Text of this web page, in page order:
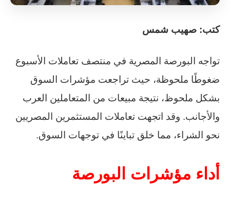
كتب: صهيب شمس
تواجه البورصة المصرية في منتصف تعاملات الأسبوع
ضغوطًا ملحوظة، حيث تراجعت مؤشرات السوق
بشكل ملحوظ، نتيجة مبيعات من المتعاملين العرب
والأجانب. وقد اتجهت تعاملات المستثمرين المصريين
نحو الشراء، مما خلق تباينًا في توجهات السوق.
أداء مؤشرات البورصة